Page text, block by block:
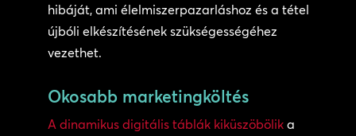
hibáját, ami élelmiszerpazarláshoz és a tétel
újbóli elkészítésének szükségességéhez
vezethet.
Okosabb marketingköltés
A dinamikus digitális táblák kiküszöbölika